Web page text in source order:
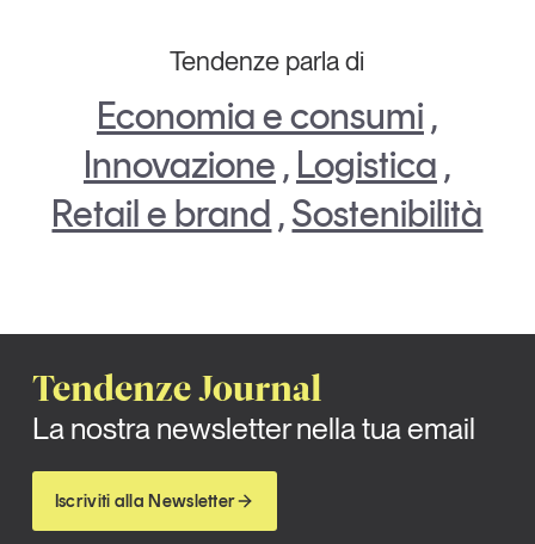
Tendenze parla di
Economia e consumi ,
Innovazione , Logistica ,
Retail e brand ,Sostenibilità
Tendenze Journal
La nostra newsletter nella tua email
Iscriviti alla Newsletter